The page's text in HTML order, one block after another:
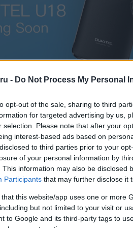
- Do Not Process My Personal
opt-out of the sale, sharing to third
for targeted advertising by us,
selection. Please note that after your
interest-based ads based on
to third parties prior to your
of your personal information by
This information may also be disclosed
Participants that may further disclose it
that this website/app uses one or more
but not limited to your visit or
to Google and its third-party tags to
nem győz meg jobban
kijelző pedig nem terjed ki a
arat majd Kínában, ahol több
X árú okostelefont, viszont
piac. Az Oukitel U18 tudása
colos megjelenítő és 1512×720
január végén megkezdik.